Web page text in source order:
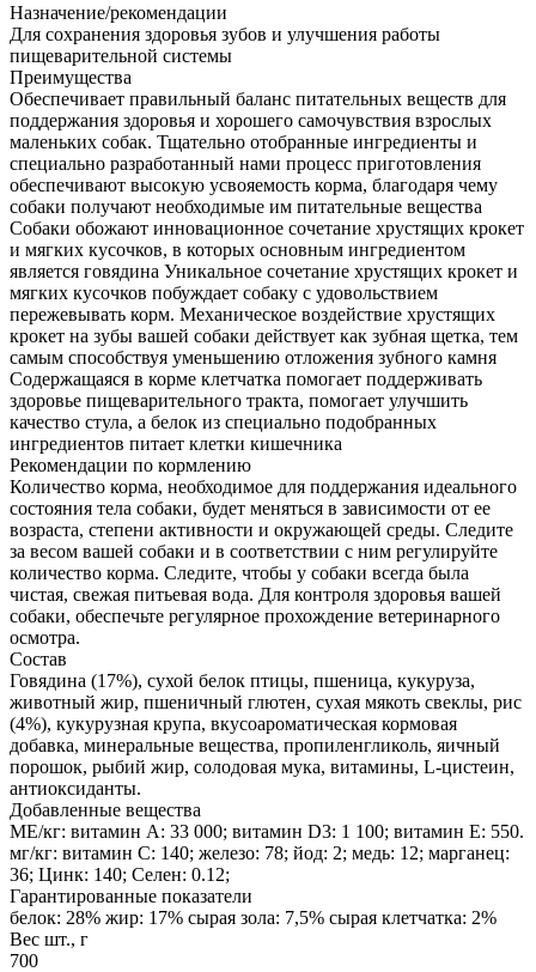
Назначение/рекомендации
Для сохранения здоровья зубов и улучшения работы
пищеварительной системы
Преимущества
Обеспечивает правильный баланс питательных веществ для
поддержания здоровья и хорошего самочувствия взрослых
маленьких собак. Тщательно отобранные ингредиенты и
специально разработанный нами процесс приготовления
обеспечивают высокую усвояемость корма, благодаря чему
собаки получают необходимые им питательные вещества
Собаки обожают инновационное сочетание хрустящих крокет
и мягких кусочков, в которых основным ингредиентом
является говядина Уникальное сочетание хрустящих крокет и
мягких кусочков побуждает собаку с удовольствием
пережевывать корм. Механическое воздействие хрустящих
крокет на зубы вашей собаки действует как зубная щетка, тем
самым способствуя уменьшению отложения зубного камня
Содержащаяся в корме клетчатка помогает поддерживать
здоровье пищеварительного тракта, помогает улучшить
качество стула, а белок из специально подобранных
ингредиентов питает клетки кишечника
Рекомендации по кормлению
Количество корма, необходимое для поддержания идеального
состояния тела собаки, будет меняться в зависимости от ее
возраста, степени активности и окружающей среды. Следите
за весом вашей собаки и в соответствии с ним регулируйте
количество корма. Следите, чтобы у собаки всегда была
чистая, свежая питьевая вода. Для контроля здоровья вашей
собаки, обеспечьте регулярное прохождение ветеринарного
осмотра.
Состав
Говядина (17%), сухой белок птицы, пшеница, кукуруза,
животный жир, пшеничный глютен, сухая мякоть свеклы, рис
(4%), кукурузная крупа, вкусоароматическая кормовая
добавка, минеральные вещества, пропиленгликоль, яичный
порошок, рыбий жир, солодовая мука, витамины, L-цистеин,
антиоксиданты.
Добавленные вещества
МЕ/кг: витамин A: 33 000; витамин D3: 1 100; витамин E: 550.
мг/кг: витамин C: 140; железо: 78; йод: 2; медь: 12; марганец:
36; Цинк: 140; Селен: 0.12;
Гарантированные показатели
белок: 28% жир: 17% сырая зола: 7,5% сырая клетчатка: 2%
Вес шт., г
700